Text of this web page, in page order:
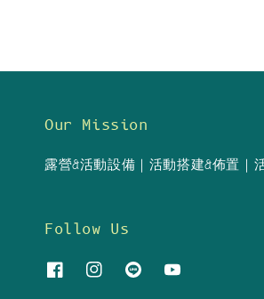
Our Mission
露營&活動設備｜活動搭建&佈置｜
Follow Us